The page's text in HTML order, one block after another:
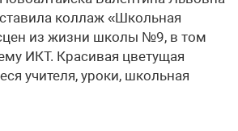
коллаж «Школьная
из жизни школы №9, в том
ИКТ. Красивая цветущая
учителя, уроки, школьная